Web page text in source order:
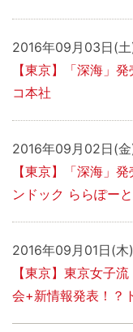
2016年09月03日(土
【東京】「深海」
コ本社
2016年09月02日(金
【東京】「深海」
ンドック ららぽー
2016年09月01日(木)
【東京】東京女子
会+新情報発表！？